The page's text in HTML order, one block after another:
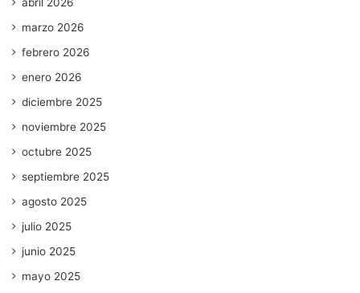
marzo 2026
febrero 2026
enero 2026
diciembre 2025
noviembre 2025
octubre 2025
septiembre 2025
agosto 2025
julio 2025
junio 2025
mayo 2025